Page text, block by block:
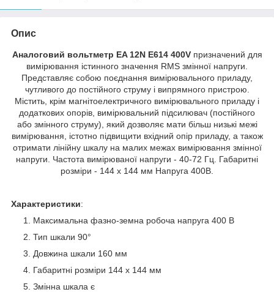
Опис
Аналоговий вольтметр EA 12N E614 400Vпризначений для
вимірювання істинного значення RMS змінної напруги.
Представляє собою поєднання вимірювального приладу,
чутливого до постійного струму і випрямного пристрою.
Містить, крім магнітоелектричного вимірювального приладу і
додаткових опорів, вимірювальний підсилювач (постійного
або змінного струму), який дозволяє мати більш низькі межі
вимірювання, істотно підвищити вхідний опір приладу, а також
отримати лінійну шкалу на малих межах вимірювання змінної
напруги. Частота вимірюваної напруги - 40-72 Гц. Габаритні
розміри - 144 x 144 мм Напруга 400В.
Характеристики:
Максимальна фазно-земна робоча напруга 400 В
Тип шкали 90°
Довжина шкали 160 мм
Габаритні розміри 144 x 144 мм
Змінна шкала є